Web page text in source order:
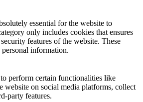
essential for the website to
only includes cookies that ensures
features of the website. These
information.
perform certain functionalities like
website on social media platforms, collect
party features.